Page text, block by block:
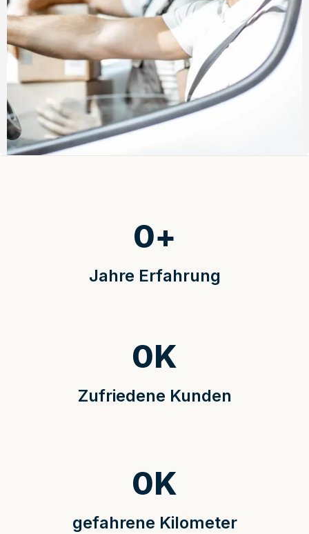
Jahre Erfahrung
0+
Zufriedene Kunden
0K
gefahrene Kilometer
0K